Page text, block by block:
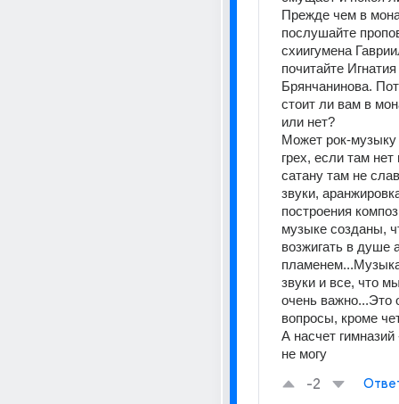
Прежде чем в
послушайте
схиигумена
почитайте Игнатия
Брянчанинова.
стоит ли вам в
или нет?
Может рок-
грех, если там
сатану там не
звуки,
построения
музыке созданы,
возжигать в душе
звуки и все, что
очень важно...Это
вопросы, кроме
А насчет гимназий
не могу
-2